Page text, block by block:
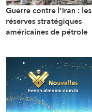
Guerre contre l’Iran : les
réserves stratégiques
américaines de pétrole
niveau depuis 1983